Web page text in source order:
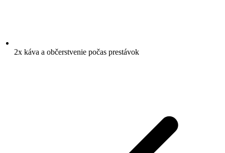
2x káva a občerstvenie počas prestávok